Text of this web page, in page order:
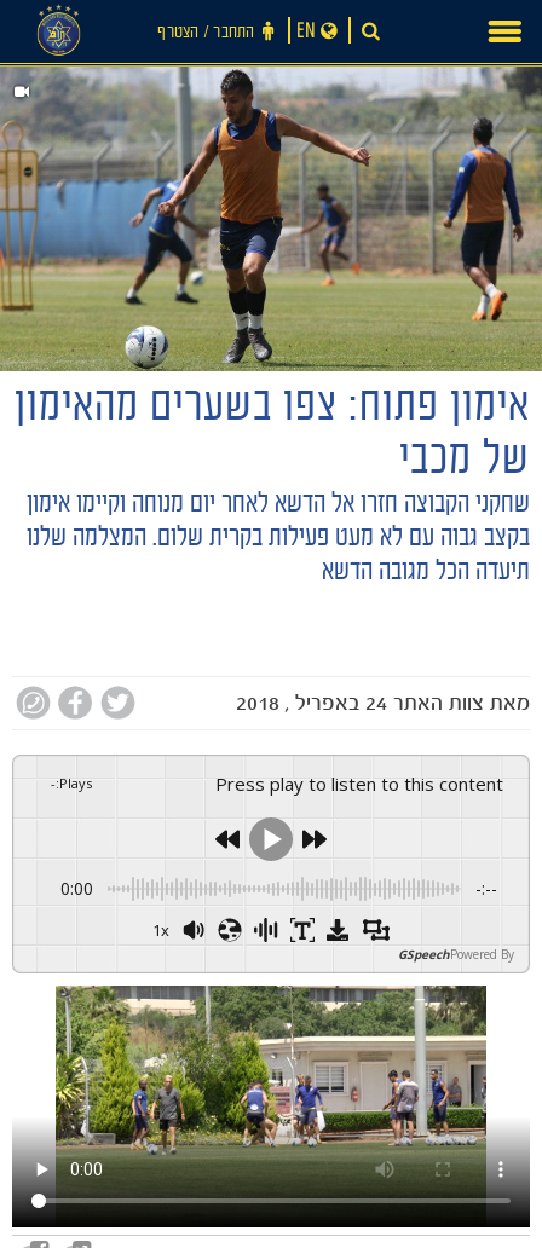
חדשות
הקבוצות
content
התחבר ‪/‬ הצטרף EN
אימון פתוח: צפו בשערים מהאימון
של מכבי
שחקני הקבוצה חזרו אל הדשא לאחר יום מנוחה וקיימו אימון
בקצב גבוה עם לא מעט פעילות בקרית שלום. המצלמה שלנו
תיעדה הכל מגובה הדשא
מאת צוות האתר 24 באפריל , 2018
Press play to listen to this content
Plays
:
-
0:00 -:--
1x
Powered By
GSpeech